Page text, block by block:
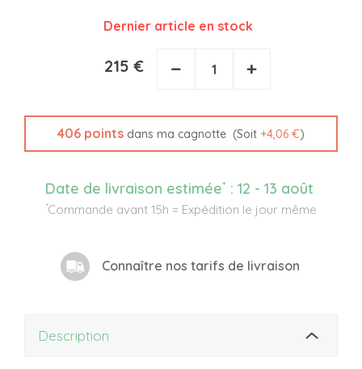
Dernier article en stock
215 € − +
406 points dans ma cagnotte (Soit +4,06 €)
Date de livraison estimée* : 12 - 13 août
*Commande avant 15h = Expédition le jour même
Connaître nos tarifs de livraison
Description